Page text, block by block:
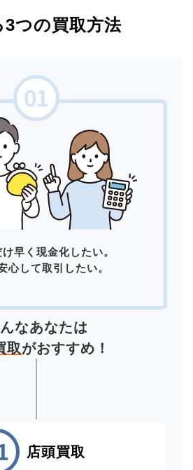
3つの買取方法
早く現金化したい。
心して取引したい。
なあなたは
取がおすすめ！
店頭買取